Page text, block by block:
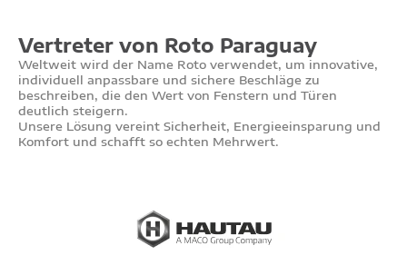
Vertreter von Roto Paraguay
Weltweit wird der Name Roto verwendet, um innovative,
individuell anpassbare und sichere Beschläge zu
beschreiben, die den Wert von Fenstern und Türen
deutlich steigern.
Unsere Lösung vereint Sicherheit, Energieeinsparung und
Komfort und schafft so echten Mehrwert.